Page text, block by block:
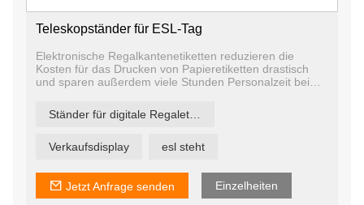
Teleskopständer für ESL-Tag
Elektronische Regalkantenetiketten reduzieren die
Kosten für das Drucken von Papieretiketten drastisch
und sparen außerdem viele Stunden Personalzeit beim
bieten ESL-Tags ein enormes Potenzial zur Steigerung
von Umsatz, Rentabilität und Wettbewerbsvorteil durch
Preisgestaltungsmöglichkeiten.
Verkaufsdisplay esl steht
Jetzt Anfrage senden Einzelheiten